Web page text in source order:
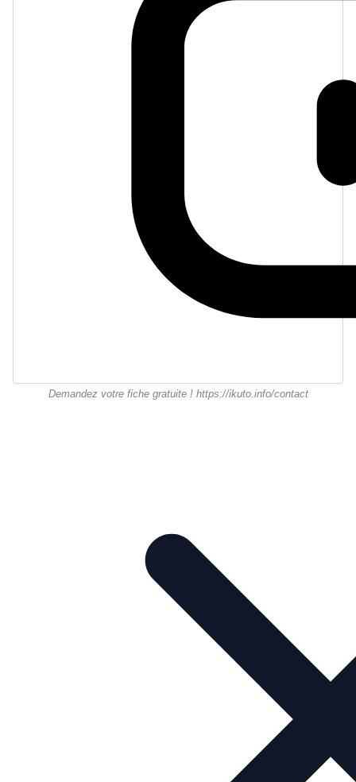
Demandez votre fiche gratuite ! https://ikuto.info/contact